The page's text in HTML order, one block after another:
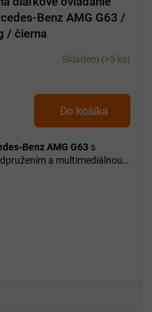
Benz AMG G63 /
/ čierna
Skladem (>5 ks)
Do košíka
Benz AMG G63 s
a multimediálnou